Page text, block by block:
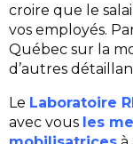
croire que le
vos employés.
Québec sur la
d’autres
Le Laboratoire
avec vous les